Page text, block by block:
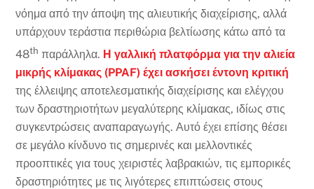
νόημα από την άποψη της αλιευτικής διαχείρισης, αλλά
υπάρχουν τεράστια περιθώρια βελτίωσης κάτω από τα
48th παράλληλα. Η γαλλική πλατφόρμα για την αλιεία
μικρής κλίμακας (PPAF) έχει ασκήσει έντονη κριτική
της έλλειψης αποτελεσματικής διαχείρισης και ελέγχου
των δραστηριοτήτων μεγαλύτερης κλίμακας, ιδίως στις
συγκεντρώσεις αναπαραγωγής. Αυτό έχει επίσης θέσει
σε μεγάλο κίνδυνο τις σημερινές και μελλοντικές
προοπτικές για τους χειριστές λαβρακιών, τις εμπορικές
δραστηριότητες με τις λιγότερες επιπτώσεις στους